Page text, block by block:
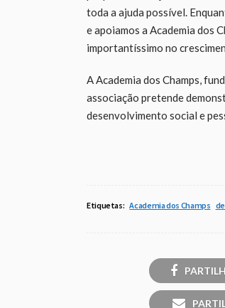
toda a ajuda possível.
e apoiamos a Academia dos
importantíssimo no
A Academia dos Champs,
associação pretende
desenvolvimento social e
Etiquetas: Academia dos Champs